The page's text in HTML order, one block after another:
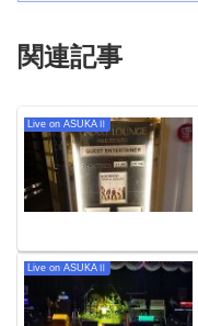
関連記事
Live on ASUKAⅡ
Live on ASUKAⅡ